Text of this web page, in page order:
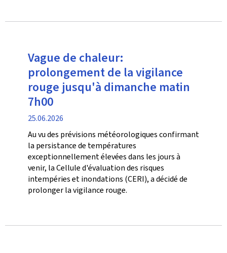
Vague de chaleur:
prolongement de la vigilance
rouge jusqu'à dimanche matin
7h00
date
de
publication
25.06.2026
Au vu des prévisions météorologiques confirmant
la persistance de températures
exceptionnellement élevées dans les jours à
venir, la Cellule d'évaluation des risques
intempéries et inondations (CERI), a décidé de
prolonger la vigilance rouge.